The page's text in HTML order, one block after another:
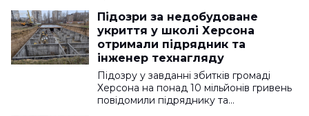
Підозри за недобудоване
укриття у школі Херсона
отримали підрядник та
інженер технагляду
Підозру у завданні збитків громаді
Херсона на понад 10 мільйонів гривень
повідомили підряднику та…